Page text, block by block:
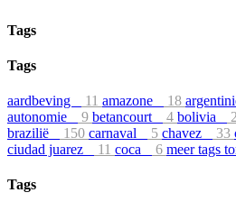
Tags
Tags
aardbeving 11 amazone 18
autonomie
9 betancourt 4 bolivia
brazilië
150 carnaval 5 chavez 33
ciudad juarez
11 coca 6 meer tags
Tags